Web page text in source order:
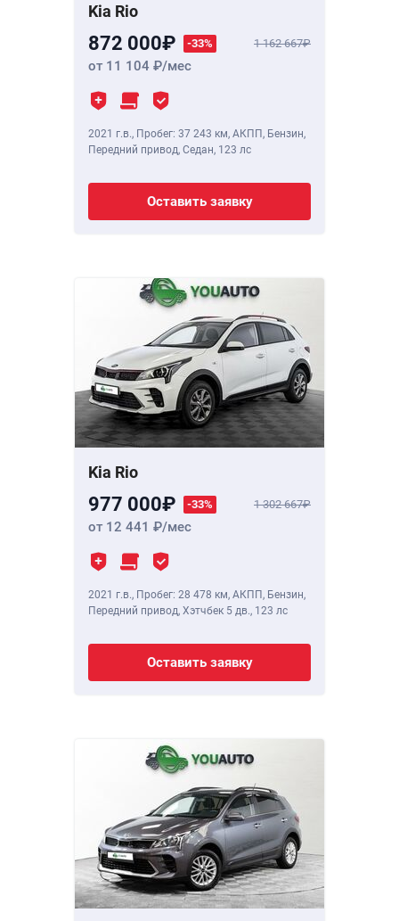
Kia Rio
872 000 -33% 1 162 667
от 11 104 /мес
2021 г.в., Пробег: 37 243 км, АКПП, Бензин,
Передний привод, Седан, 123 лс
Оставить заявку
Kia Rio
977 000 -33% 1 302 667
от 12 441 /мес
2021 г.в., Пробег: 28 478 км, АКПП, Бензин,
Передний привод, Хэтчбек 5 дв., 123 лс
Оставить заявку